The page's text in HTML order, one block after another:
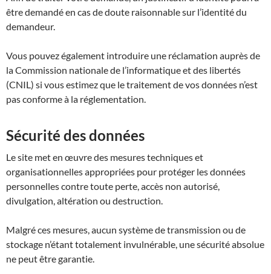
être demandé en cas de doute raisonnable sur l’identité du
demandeur.
Vous pouvez également introduire une réclamation auprès de
la Commission nationale de l’informatique et des libertés
(CNIL) si vous estimez que le traitement de vos données n’est
pas conforme à la réglementation.
Sécurité des données
Le site met en œuvre des mesures techniques et
organisationnelles appropriées pour protéger les données
personnelles contre toute perte, accès non autorisé,
divulgation, altération ou destruction.
Malgré ces mesures, aucun système de transmission ou de
stockage n’étant totalement invulnérable, une sécurité absolue
ne peut être garantie.